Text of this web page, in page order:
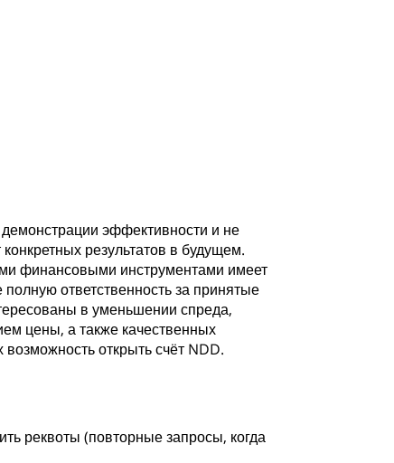
эффективности и не
результатов в будущем.
финансовыми инструментами имеет
ответственность за принятые
в уменьшении спреда,
цены, а также качественных
открыть счёт NDD.
реквоты (повторные запросы, когда